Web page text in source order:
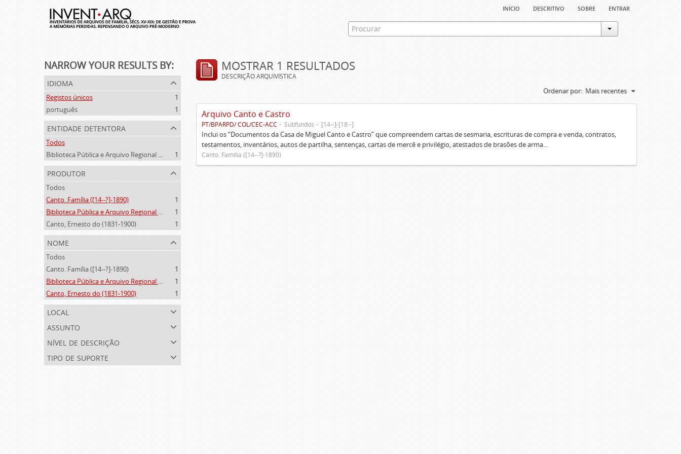
início descritivo sobre entrar
NARROW YOUR RESULTS BY:
idioma
Registos únicos
1
português
1
entidade detentora
Todos
Biblioteca Pública e Arquivo Regional de Ponta Delgada
1
produtor
Todos
Canto. Família ([14--?]-1890)
1
Biblioteca Pública e Arquivo Regional de Ponta Delgada (1841- )
1
Canto, Ernesto do (1831-1900)
1
nome
Todos
Canto. Família ([14--?]-1890)
1
Biblioteca Pública e Arquivo Regional de Ponta Delgada (1841- )
1
Canto, Ernesto do (1831-1900)
1
local
assunto
nível de descrição
tipo de suporte
MOSTRAR 1 RESULTADOS
DESCRIÇÃO ARQUIVÍSTICA
Ordenar por: Mais recentes
Arquivo Canto e Castro
PT/BPARPD/ COL/CEC-ACC Subfundos [14--]-[18--]
Inclui os “Documentos da Casa de Miguel Canto e Castro” que compreendem cartas de sesmaria, escrituras de compra e venda, contratos,
testamentos, inventários, autos de partilha, sentenças, cartas de mercê e privilégio, atestados de brasões de arma...
Canto. Família ([14--?]-1890)